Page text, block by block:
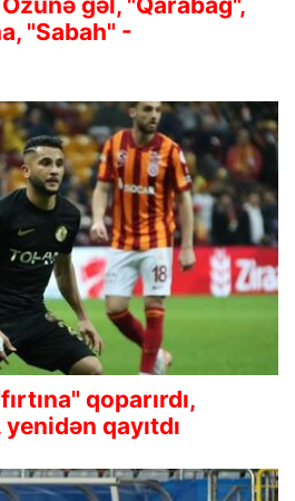
"Sabah" -
qoparırdı,
qayıtdı